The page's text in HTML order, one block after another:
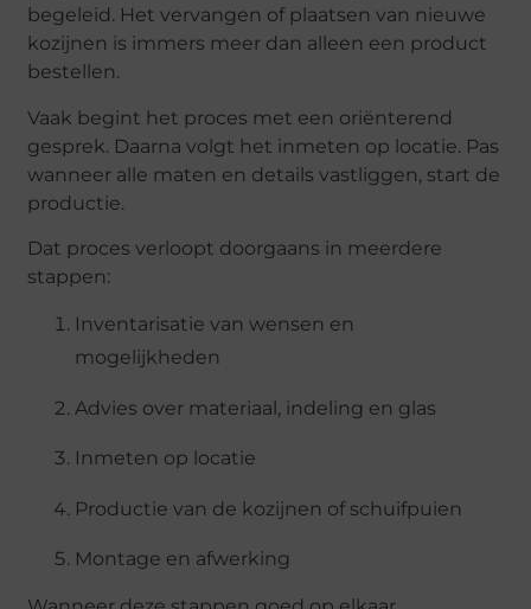
begeleid. Hetvervangen of plaatsenvan nieuwe
kozijnen is immers meer dan alleen een product
bestellen.
Vaak begint het proces met een oriënterend
gesprek. Daarnavolgt het inmeten op locatie. Pas
wanneer alle maten en detailsvastliggen, start de
productie.
Dat procesverloopt doorgaans in meerdere
stappen:
Inventarisatievanwensen en
mogelijkheden
Advies over materiaal, indeling en glas
Inmeten op locatie
Productievan de kozijnen of schuifpuien
Montage en afwerking